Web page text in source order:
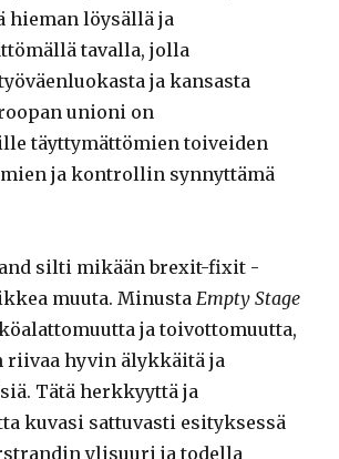
hieman löysällä ja
tavalla, jolla
ja kansasta
unioni on
täyttymättömien toiveiden
ja kontrollin synnyttämä
silti mikään brexit-fixit -
muuta. Minusta Empty Stage
ja toivottomuutta,
riivaa hyvin älykkäitä ja
Tätä herkkyyttä ja
kuvasi sattuvasti esityksessä
ylisuuri ja todella